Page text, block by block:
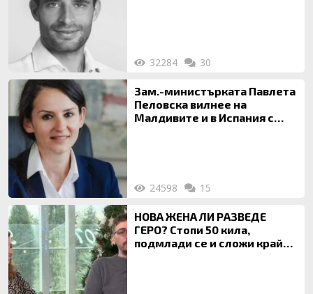
32284 30
Зам.-министърката Павлета
Пеловска вилнее на
Малдивите и в Испания с
24598 15
НОВА ЖЕНА ЛИ РАЗВЕДЕ
ГЕРО? Стопи 50 кила,
подмлади се и сложи край